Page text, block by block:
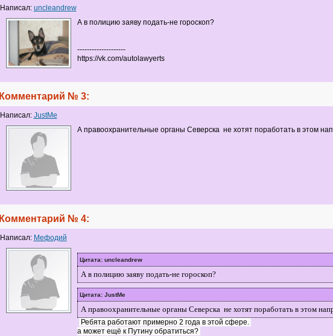
Написал: uncleandrew
А в полицию заяву подать-не гороскоп?
--------------------
https://vk.com/autolawyerts
Комментарий № 3:
Написал: JustMe
А правоохранительные органы Северска не хотят поработать в этом
Комментарий № 4:
Написал: Мефодий
Цитата: uncleandrew
А в полицию заяву подать-не гороскоп?
Цитата: JustMe
А правоохранительные органы Северска не хотят поработать в этом
Ребята работают примерно 2 года в этой сфере.
а может ещё к Путину обратиться?